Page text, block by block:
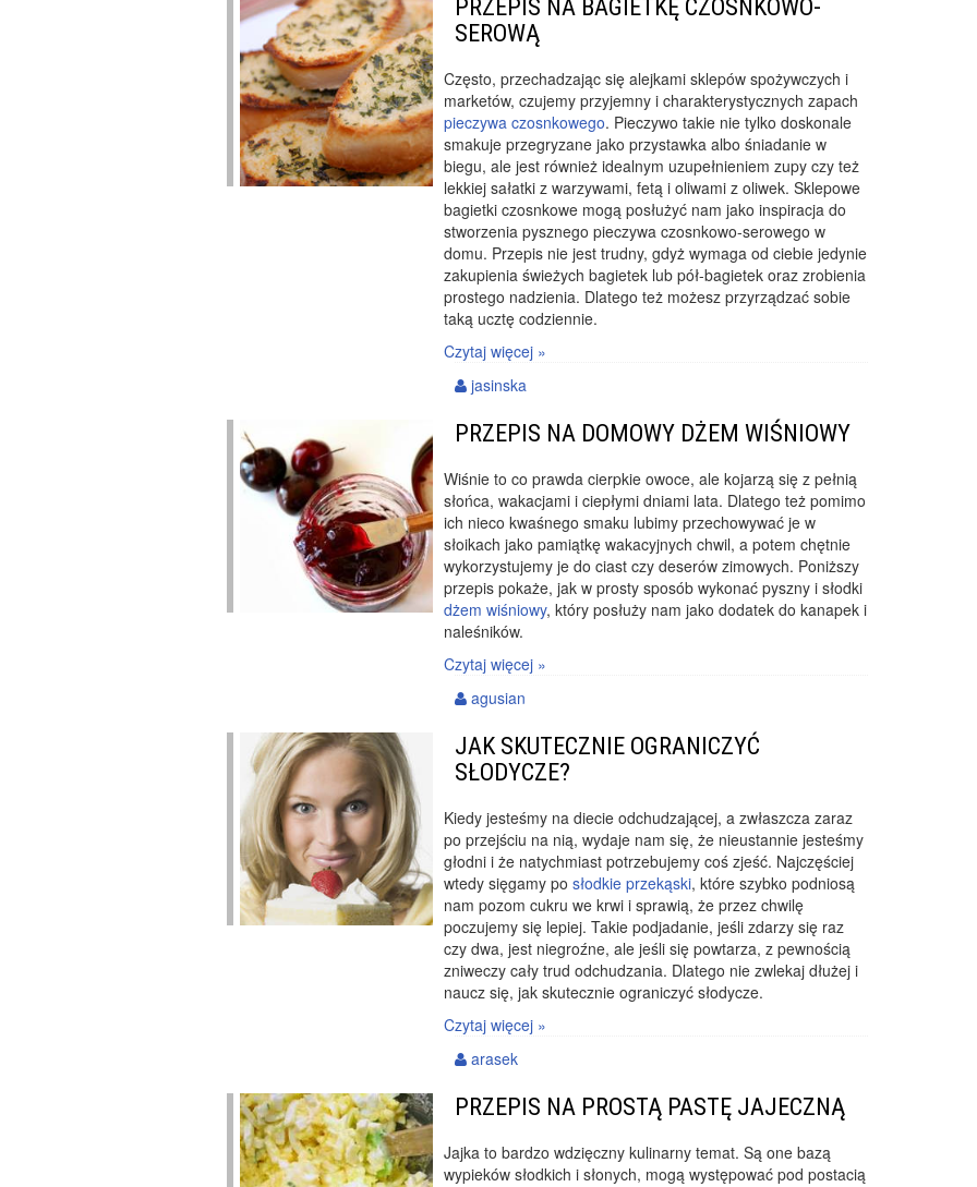
PRZEPIS NA BAGIETKĘ CZOSNKOWO-
SEROWĄ
Często, przechadzając się alejkami sklepów spożywczych i
marketów, czujemy przyjemny i charakterystycznych zapach
pieczywa czosnkowego. Pieczywo takie nie tylko doskonale
smakuje przegryzane jako przystawka albo śniadanie w
biegu, ale jest również idealnym uzupełnieniem zupy czy też
lekkiej sałatki z warzywami, fetą i oliwami z oliwek. Sklepowe
bagietki czosnkowe mogą posłużyć nam jako inspiracja do
stworzenia pysznego pieczywa czosnkowo-serowego w
domu. Przepis nie jest trudny, gdyż wymaga od ciebie jedynie
zakupienia świeżych bagietek lub pół-bagietek oraz zrobienia
prostego nadzienia. Dlatego też możesz przyrządzać sobie
taką ucztę codziennie.
Czytaj więcej »
jasinska
PRZEPIS NA DOMOWY DŻEM WIŚNIOWY
Wiśnie to co prawda cierpkie owoce, ale kojarzą się z pełnią
słońca, wakacjami i ciepłymi dniami lata. Dlatego też pomimo
ich nieco kwaśnego smaku lubimy przechowywać je w
słoikach jako pamiątkę wakacyjnych chwil, a potem chętnie
wykorzystujemy je do ciast czy deserów zimowych. Poniższy
przepis pokaże, jak w prosty sposób wykonać pyszny i słodki
dżem wiśniowy, który posłuży nam jako dodatek do kanapek i
naleśników.
Czytaj więcej »
agusian
JAK SKUTECZNIE OGRANICZYĆ
SŁODYCZE?
Kiedy jesteśmy na diecie odchudzającej, a zwłaszcza zaraz
po przejściu na nią, wydaje nam się, że nieustannie jesteśmy
głodni i że natychmiast potrzebujemy coś zjeść. Najczęściej
wtedy sięgamy posłodkie przekąski, które szybko podniosą
nam pozom cukru we krwi i sprawią, że przez chwilę
poczujemy się lepiej. Takie podjadanie, jeśli zdarzy się raz
czy dwa, jest niegroźne, ale jeśli się powtarza, z pewnością
zniweczy cały trud odchudzania. Dlatego nie zwlekaj dłużej i
naucz się, jak skutecznie ograniczyć słodycze.
Czytaj więcej »
arasek
PRZEPIS NA PROSTĄ PASTĘ JAJECZNĄ
Jajka to bardzo wdzięczny kulinarny temat. Są one bazą
wypieków słodkich i słonych, mogą występować pod postacią